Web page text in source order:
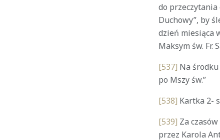
do przeczytania
Duchowy”, by
dzień miesiąca
Maksym św. Fr.
[537] Na
po Mszy św.”
[538] Kartka 2-
[539] Za
przez Karola